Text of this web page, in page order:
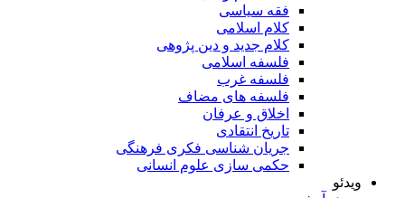
فقه سیاسی
کلام اسلامی
کلام جدید و دین پژوهی
فلسفه اسلامی
فلسفه غرب
فلسفه های مضاف
اخلاق و عرفان
تاریخ انتقادی
جریان شناسی فکری فرهنگی
حکمی سازی علوم انسانی
ویدئو